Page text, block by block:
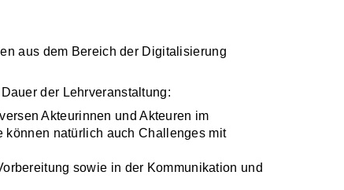
aus dem Bereich der Digitalisierung
der Lehrveranstaltung:
Akteurinnen und Akteuren im
können natürlich auch Challenges mit
sowie in der Kommunikation und